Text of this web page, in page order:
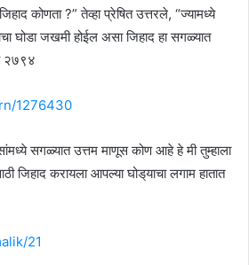
कोणता ?” तेव्हा प्रेषित उत्तरले, “ज्यामध्ये
घोडा जखमी होईल असा जिहाद हा सगळ्यात
२७९४
1276430
सगळ्यात उत्तम माणूस कोण आहे हे मी तुम्हाला
जिहाद करायला आपल्या घोड्‌याचा लगाम हातात
21